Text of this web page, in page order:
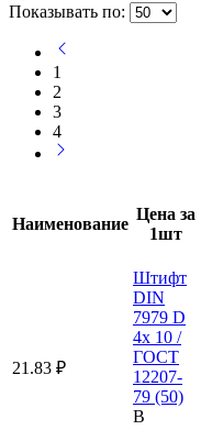
Показывать по:
1
2
3
4
Наименование
Цена за
1шт
21.83 ₽
Штифт
DIN
7979 D
4x 10 /
ГОСТ
12207-
79 (50)
В